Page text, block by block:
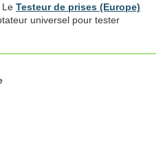
Le Testeur de prises (Europe)
universel pour tester